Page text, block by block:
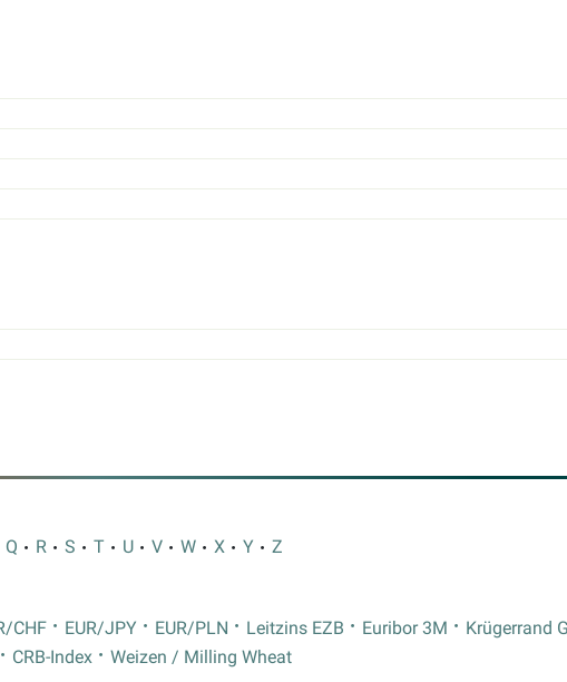
Q R S T U V W X Y Z
CHF EUR/JPY EUR/PLN Leitzins EZB Euribor 3M Krügerrand
CRB-Index Weizen / Milling Wheat